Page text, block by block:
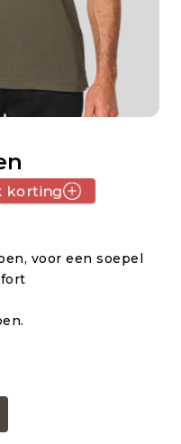
korting
voor een soepel